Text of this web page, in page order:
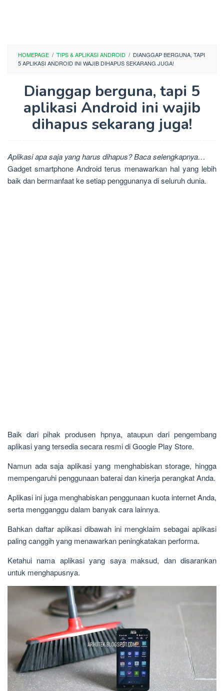
HOMEPAGE / TIPS & APLIKASI ANDROID / DIANGGAP BERGUNA, TAPI
5 APLIKASI ANDROID INI WAJIB DIHAPUS SEKARANG JUGA!
Dianggap berguna, tapi 5
aplikasi Android ini wajib
dihapus sekarang juga!
Aplikasi apa saja yang harus dihapus? Baca selengkapnya…
Gadget smartphone Android terus menawarkan hal yang lebih
baik dan bermanfaat ke setiap penggunanya di seluruh dunia.
Baik dari pihak produsen hpnya, ataupun dari pengembang
aplikasi yang tersedia secara resmi di Google Play Store.
Namun ada saja aplikasi yang menghabiskan storage, hingga
mempengaruhi penggunaan baterai dan kinerja perangkat Anda.
Aplikasi ini juga menghabiskan penggunaan kuota internet Anda,
serta mengganggu dalam banyak cara lainnya.
Bahkan daftar aplikasi dibawah ini mengklaim sebagai aplikasi
paling canggih yang menawarkan peningkatakan performa.
Ketahui nama aplikasi yang saya maksud, dan disarankan
untuk menghapusnya.